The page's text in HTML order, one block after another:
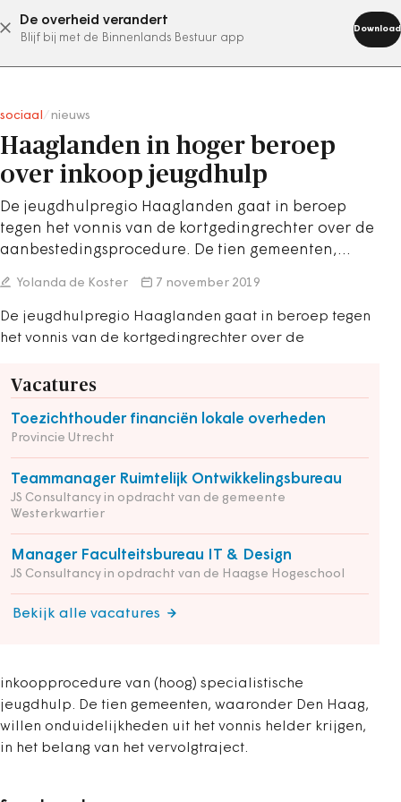
De overheid verandert
Blijf bij met de Binnenlands Bestuur app
Download
abonneer nu
sociaal nieuws
Haaglanden in hoger beroep
over inkoop jeugdhulp
De jeugdhulpregio Haaglanden gaat in beroep
tegen het vonnis van de kortgedingrechter over de
aanbestedingsprocedure. De tien gemeenten,…
Yolanda de Koster 7 november 2019
De jeugdhulpregio Haaglanden gaat in beroep tegen
het vonnis van de kortgedingrechter over de
Vacatures
Toezichthouder financiën lokale overheden
Provincie Utrecht
Teammanager Ruimtelijk Ontwikkelingsbureau
JS Consultancy in opdracht van de gemeente
Westerkwartier
Manager Faculteitsbureau IT & Design
JS Consultancy in opdracht van de Haagse Hogeschool
Bekijk alle vacatures
inkoopprocedure van (hoog) specialistische
jeugdhulp. De tien gemeenten, waaronder Den Haag,
willen onduidelijkheden uit het vonnis helder krijgen,
in het belang van het vervolgtraject.